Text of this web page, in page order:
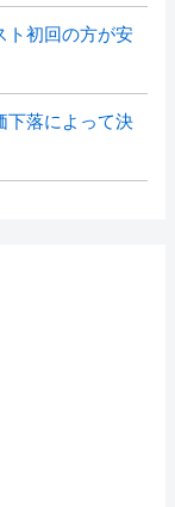
ト初回の方が安
下落によって決